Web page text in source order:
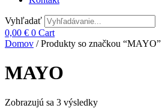
Vyhľadať
0,00 € 0 Cart
Domov / Produkty so značkou “MAYO”
MAYO
Zobrazujú sa 3 výsledkyZoradené